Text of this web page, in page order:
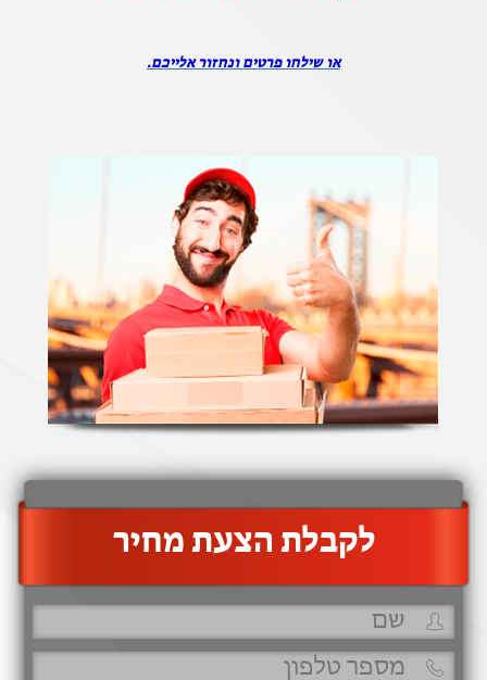
או שילחו פרטים ונחזור אלייכם.
‫לקבלת הצעת מחיר